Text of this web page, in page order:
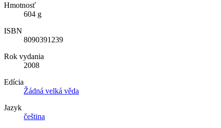
Hmotnosť
604 g
ISBN
8090391239
Rok vydania
2008
Edícia
Žádná velká věda
Jazyk
čeština